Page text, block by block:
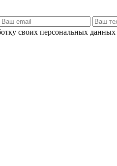
своих персональных данных